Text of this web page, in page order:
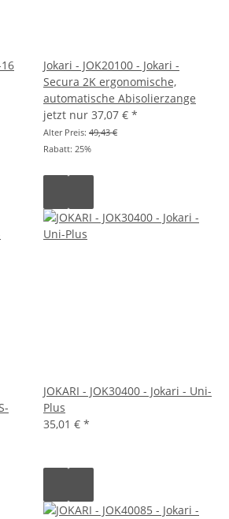
Jokari - JOK20100 - Jokari -
Secura 2K ergonomische,
automatische Abisolierzange
jetzt nur 37,07 € *
Alter Preis: 49,43 €
Rabatt: 25%
JOKARI - JOK30400 - Jokari - Uni-
Plus
35,01 € *